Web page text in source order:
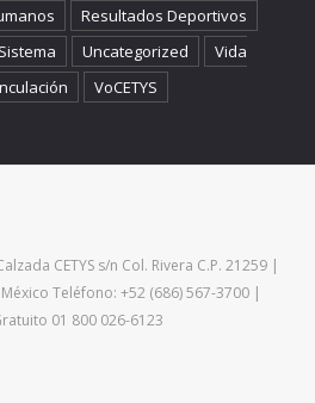
Resultados Deportivos
Sistema Uncategorized
Vida
VoCETYS
CETYS s/n Col. Rivera C.P. 21259 |
Teléfono: +52 (686) 567-3700 |
01 800 026-6123